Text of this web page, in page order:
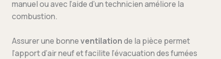
manuel ou avec l’aide d’un technicien améliore la
combustion.
Assurer une bonneventilationde la pièce permet
l’apport d’air neuf et facilite l’évacuation des fumées